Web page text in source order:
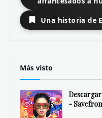
Una historia de
Más visto
-